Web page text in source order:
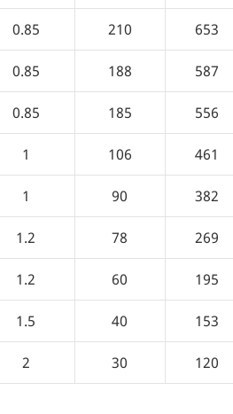
0.85 210 653
0.85 188 587
0.85 185 556
1 106 461
1 90 382
1.2 78 269
1.2 60 195
1.5 40 153
2 30 120